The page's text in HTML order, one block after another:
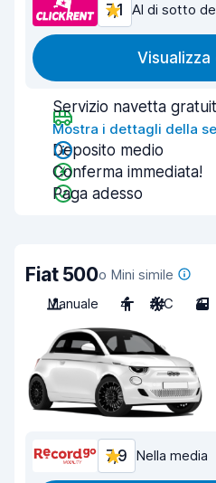
7,1 Al di sotto
Servizio navetta
Mostra i dettagli della
Deposito medio
Conferma immediata!
Paga adesso
Fiat 500o Mini simile
Manuale
4 A/C 3
7,9 Nella media